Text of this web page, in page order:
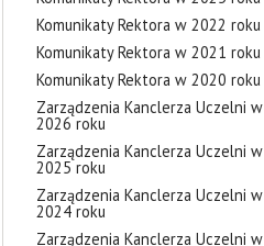
Komunikaty Rektora w 2022 roku
Komunikaty Rektora w 2021 roku
Komunikaty Rektora w 2020 roku
Zarządzenia Kanclerza Uczelni w
2026 roku
Zarządzenia Kanclerza Uczelni w
2025 roku
Zarządzenia Kanclerza Uczelni w
2024 roku
Zarządzenia Kanclerza Uczelni w